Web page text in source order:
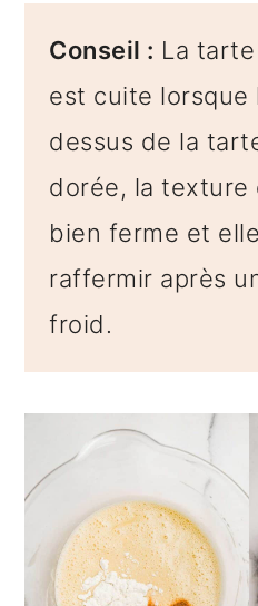
Conseil : La
est cuite lorsque
dessus de la
dorée, la texture
bien ferme et
raffermir après
froid.